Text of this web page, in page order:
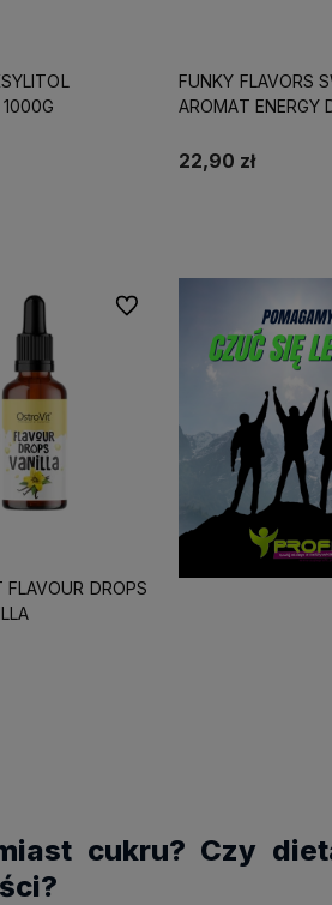
FUNKY FLAVORS
AROMAT ENERGY
22,90 zł
DROPS
Do ulubionych
cukru? Czy